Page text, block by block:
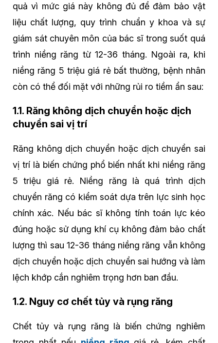
quả vì mức giá này không đủ để đảm bảo vật
liệu chất lượng, quy trình chuẩn y khoa và sự
giám sát chuyên môn của bác sĩ trong suốt quá
trình niềng răng từ 12-36 tháng. Ngoài ra, khi
niềng răng 5 triệu giá rẻ bất thường, bệnh nhân
còn có thể đối mặt với những rủi ro tiềm ẩn sau:
1.1. Răng không dịch chuyển hoặc dịch
chuyển sai vị trí
Răng không dịch chuyển hoặc dịch chuyển sai
vị trí là biến chứng phổ biến nhất khi niềng răng
5 triệu giá rẻ. Niềng răng là quá trình dịch
chuyển răng có kiểm soát dựa trên lực sinh học
chính xác. Nếu bác sĩ không tính toán lực kéo
đúng hoặc sử dụng khí cụ không đảm bảo chất
lượng thì sau 12-36 tháng niềng răng vẫn không
dịch chuyển hoặc dịch chuyển sai hướng và làm
lệch khớp cắn nghiêm trọng hơn ban đầu.
1.2. Nguy cơ chết tủy và rụng răng
Chết tủy và rụng răng là biến chứng nghiêm